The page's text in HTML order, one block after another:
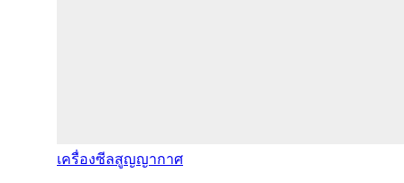
เครื่องซีลสูญญากาศ